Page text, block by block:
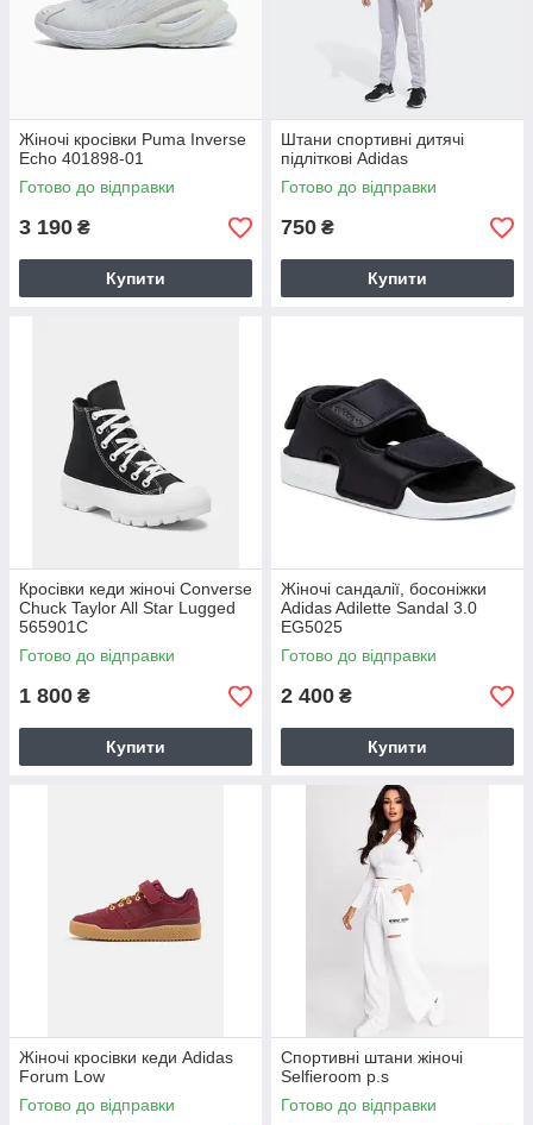
Жіночі кросівки Puma Inverse
Echo 401898-01
Готово до відправки
3 190 ₴
Купити
Штани спортивні дитячі
підліткові Adidas
Готово до відправки
750 ₴
Купити
Кросівки кеди жіночі Converse
Chuck Taylor All Star Lugged
565901C
Готово до відправки
1 800 ₴
Купити
Жіночі сандалії, босоніжки
Adidas Adilette Sandal 3.0
EG5025
Готово до відправки
2 400 ₴
Купити
Жіночі кросівки кеди Adidas
Forum Low
Готово до відправки
Спортивні штани жіночі
Selfieroom р.s
Готово до відправки